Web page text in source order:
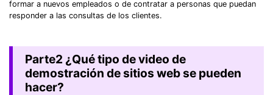
formar a nuevos empleados o de contratar a personas que puedan
responder a las consultas de los clientes.
Parte2 ¿Qué tipo de video de
demostración de sitios web se pueden
hacer?